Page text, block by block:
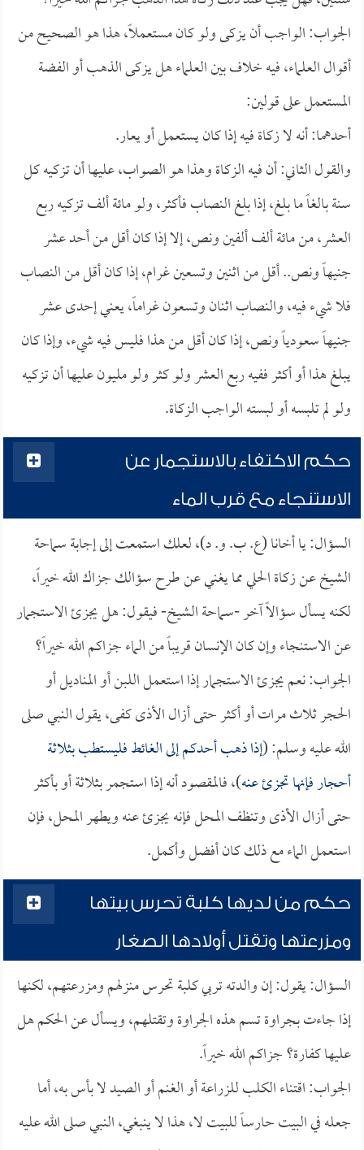
الجواب: الواجب أن يزكى ولو كان مستعملاً، هذا هو الصحيح من
أقوال العلماء، فيه خلاف بين العلماء هل يزكى الذهب أو الفضة
المستعمل على قولين:
أحدهما: أنه لا زكاة فيه إذا كان يستعمل أو يعار.
والقول الثاني: أن فيه الزكاة وهذا هو الصواب، عليها أن تزكيه كل
سنة بالغاً ما بلغ، إذا بلغ النصاب فأكثر، ولو مائة ألف تزكيه ربع
العشر، من مائة ألف ألفين ونص، إلا إذا كان أقل من أحد عشر
جنيهاً ونص.. أقل من اثنين وتسعين غرام، إذا كان أقل من النصاب
فلا شيء فيه، والنصاب اثنان وتسعون غراماً، يعني إحدى عشر
جنيهاً سعودياً ونص، إذا كان أقل من هذا فليس فيه شيء، وإذا كان
يبلغ هذا أو أكثر ففيه ربع العشر ولو كثر ولو مليون عليها أن تزكيه
ولو لم تلبسه أو لبسته الواجب الزكاة.
حكم الاكتفاء بالاستجمار عن
الاستنجاء مع قرب الماء
السؤال: يا أخانا (ع. ب. و. د)، لعلك استمعت إلى إجابة سماحة
الشيخ عن زكاة الحلي مما يغني عن طرح سؤالك جزاك الله خيراً،
لكنه يسأل سؤالاً آخر -سماحة الشيخ- فيقول: هل يجزئ الاستجمار
عن الاستنجاء وإن كان الإنسان قريباً من الماء جزاكم الله خيراً؟
الجواب: نعم يجزئ الاستجمار إذا استعمل اللبن أو المناديل أو
الحجر ثلاث مرات أو أكثر حتى أزال الأذى كفى، يقول النبي صلى
الله عليه وسلم: (إذا ذهب أحدكم إلى الغائط فليستطب بثلاثة
أحجار فإنها تجزئ عنه)، فالمقصود أنه إذا استجمر بثلاثة أو بأكثر
حتى أزال الأذى وتنظف المحل فإنه يجزئ عنه ويطهر المحل، فإن
استعمل الماء مع ذلك كان أفضل وأكمل.
حكم من لديها كلبة تحرس بيتها
ومزرعتها وتقتل أولادها الصغار
السؤال: يقول: إن والدته تربي كلبة تحرس منزلهم ومزرعتهم، لكنها
إذا جاءت بجراوة تسم هذه الجراوة وتقتلهم، ويسأل عن الحكم هل
عليها كفارة؟ جزاكم الله خيراً.
الجواب: اقتناء الكلب للزراعة أو الغنم أو الصيد لا بأس به، أما
جعله في البيت حارساً للبيت لا، هذا لا ينبغي، النبي صلى الله عليه